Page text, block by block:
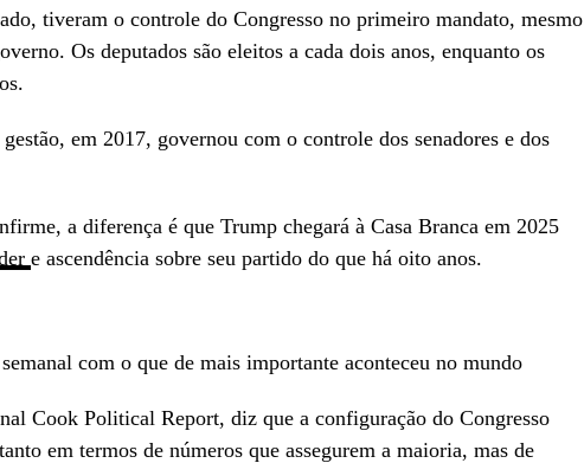
tiveram o controle do Congresso no primeiro mandato, mesmo
Os deputados são eleitos a cada dois anos, enquanto os
em 2017, governou com o controle dos senadores e dos
a diferença é que Trump chegará à Casa Branca em 2025
e ascendência sobre seu partido do que há oito anos.
com o que de mais importante aconteceu no mundo
Cook Political Report, diz que a configuração do Congresso
em termos de números que assegurem a maioria, mas de